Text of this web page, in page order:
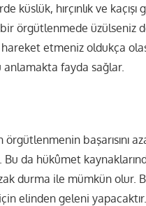
küslük, hırçınlık ve
örgütlenmede üzülseniz
etmeniz oldukça
anlamakta fayda sağlar.
başarısını
Bu da hükûmet
durma ile mümkün olur.
elinden geleni